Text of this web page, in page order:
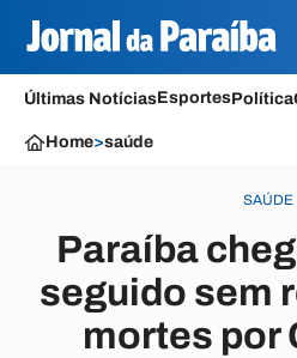
Últimas NotíciasEsportesPolítica
Home>saúde
SAÚDE
Paraíba
seguido sem
mortes por